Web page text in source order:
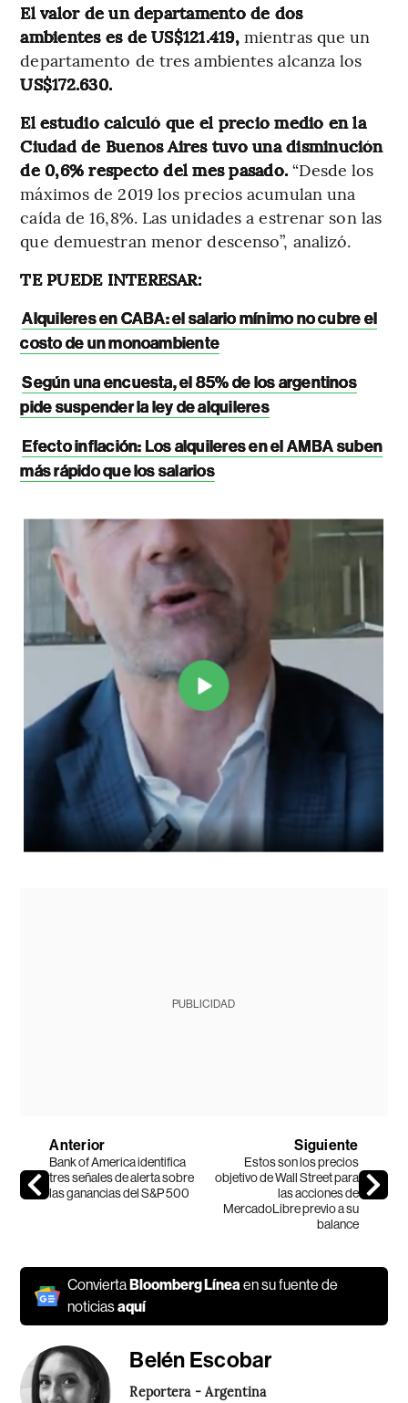
El valor de un departamento de dos
ambientes es de US$121.419,mientras que un
departamento de tres ambientes alcanza los
US$172.630.
El estudio calculó que el precio medio en la
Ciudad de Buenos Aires tuvo una disminución
de 0,6% respecto del mes pasado.“Desde los
máximos de 2019 los precios acumulan una
caída de 16,8%. Las unidades a estrenar son las
que demuestran menor descenso”, analizó.
TE PUEDE INTERESAR:
Alquileres en CABA: el salario mínimo no cubre el
costo de un monoambiente
Según una encuesta, el 85% de los argentinos
pide suspender la ley de alquileres
Efecto inflación: Los alquileres en el AMBA suben
más rápido que los salarios
PUBLICIDAD
Anterior
Bank of America identifica
tres señales de alerta sobre
las ganancias del S&P 500
Siguiente
Estos son los precios
objetivo de Wall Street para
las acciones de
MercadoLibre previo a su
balance
ConviertaBloomberg Líneaen su fuente de
noticiasaquí
Belén Escobar
Reportera - Argentina